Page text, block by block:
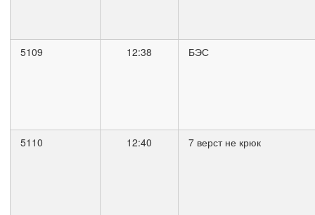
5109 12:38 БЭС
5110 12:40 7 верст не крюк